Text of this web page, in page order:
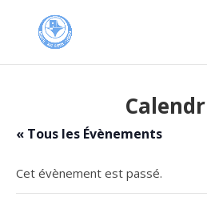
« Tous les Évènements
Cet évènement est passé.